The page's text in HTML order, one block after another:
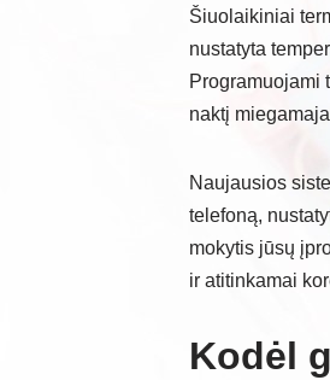
Šiuolaikiniai
nustatyta
Programuojami
naktį
Naujausios
telefoną,
mokytis jūsų
ir atitinkamai
Kodėl